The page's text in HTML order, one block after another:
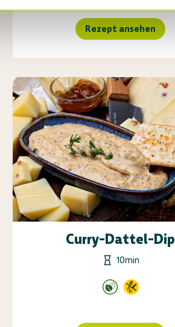
Rezept ansehen
Curry-Dattel-Dip
10min